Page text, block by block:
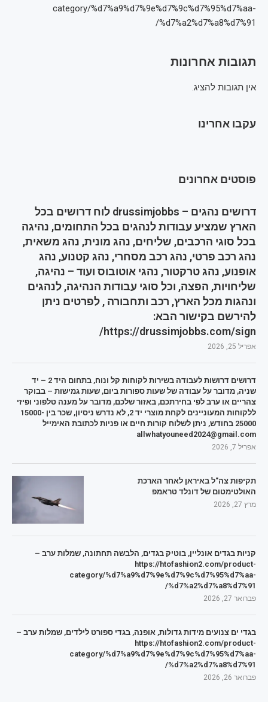
category/%d7%a9%d7%9e%d7%9c%d7%95%d7%aa-
%d7%a2%d7%a8%d7%91/
תגובות אחרונות
אין תגובות להציג.
עקבו אחרינו
פוסטים אחרונים
דרושים נהגים – drussimjobbs לוח דרושים בכל
הארץ שמציע עבודות לנהגים בכל התחומים, נהיגה
בכל סוגי הרכבים, שליחים, נהג מונית, נהג משאית,
נהג רכב פרטי, נהג רכב מסחרי, נהג קטנוע, נהג
אופנוע, נהג טרקטור, נהגי אוטובוס ועוד – נהיגה,
שליחויות, הפצה, וכל סוגי עבודות הנהיגה, לנהגים
ונהגות מכל הארץ, רכב ותחבורה , לפרטים ניתן
להירשם בקישור הבא:
https://drussimjobbs.com/sign/
אפריל 25, 2026
דרושים דרושות לעבודה בשירות לקוחות קל ונוח, בתחום היד 2 – יד
שניה, מדובר על עבודה של שעות ספורות ביום, שעות גמישות – בבוקר
צהריים או ערב לפי בחירתכם, באזור שלכם, מדובר על מענה טלפוני ופיזי
ללקוחות המעוניינים לקחת מוצרי יד 2, לא נדרש ניסיון, שכר בין 15000-
25000 בחודש, ניתן לשלוח קורות חיים או פניות לכתובת האימייל
allwhatyouneed2024@gmail.com
אפריל 7, 2026
תקיפות צה"ל באיראן לאחר הארכת
האולטימטום של דונלד טראמפ
מרץ 27, 2026
קניות בגדים אונליין, בוטיק בגדים, הלבשה תחתונה, שמלות ערב –
https://htofashion2.com/product-
category/%d7%a9%d7%9e%d7%9c%d7%95%d7%aa-
%d7%a2%d7%a8%d7%91/
פברואר 27, 2026
בגדי ים צנועים מידות גדולות, אופנה, בגדי ספורט לילדים, שמלות ערב –
https://htofashion2.com/product-
category/%d7%a9%d7%9e%d7%9c%d7%95%d7%aa-
%d7%a2%d7%a8%d7%91/
פברואר 26, 2026